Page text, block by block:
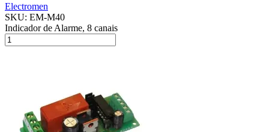
Electromen
SKU: EM-M40
Indicador de Alarme, 8 canais